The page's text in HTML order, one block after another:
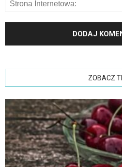
ZOBACZ